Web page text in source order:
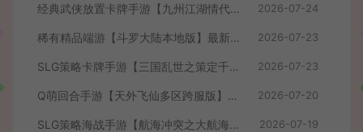
经典武侠放置卡牌手游【九州江湖情代金券内购版】最新整理单机一键即玩镜像端+Linux手工服务端+安卓苹果双端+CDK授权后台+详细搭建教程 2026-07-24
稀有精品端游【斗罗大陆本地版】最新整理Win系服务端+PC客户端+网页注册+CDK授权后台+管理后台+详细搭建教程 2026-07-23
SLG策略卡牌手游【三国乱世之策定千军内购版】最新整理单机一键即玩镜像端+Linux手工服务端+安卓+CDK授权后台+详细搭建教程+前后端全套源码 2026-07-23
Q萌回合手游【天外飞仙多区跨服版】最新整理单机一键即玩镜像端+Linux手工服务端+安卓+CDK授权后台+详细搭建教程 2026-07-20
SLG策略海战手游【航海冲突之大航海大战】最新整理Win系半手工服务端+安卓+CDK授权后台+详细搭建教程+前后端全套修复源码 2026-07-19